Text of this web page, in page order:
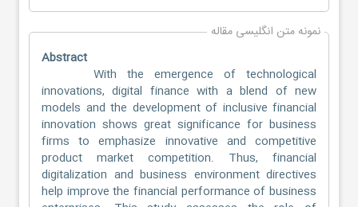
نمونه متن انگلیسی مقاله
Abstract
With the emergence of technological
innovations, digital finance with a blend of new
models and the development of inclusive financial
innovation shows great significance for business
firms to emphasize innovative and competitive
product market competition. Thus, financial
digitalization and business environment directives
help improve the financial performance of business